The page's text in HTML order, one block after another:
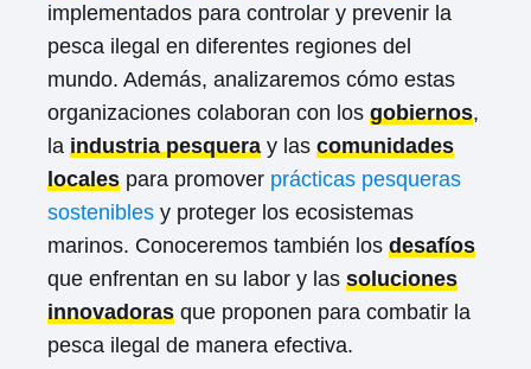
implementados para controlar y prevenir la
pesca ilegal en diferentes regiones del
mundo. Además, analizaremos cómo estas
organizaciones colaboran con los gobiernos,
la industria pesquera y las comunidades
locales para promover prácticas pesqueras
sostenibles y proteger los ecosistemas
marinos. Conoceremos también los desafíos
que enfrentan en su labor y las soluciones
innovadoras que proponen para combatir la
pesca ilegal de manera efectiva.